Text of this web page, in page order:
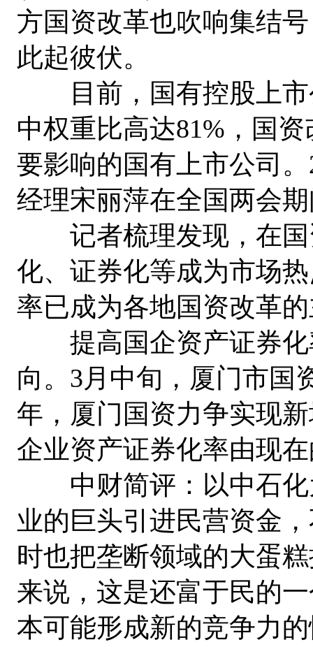
方国资改革也吹响集结
此起彼伏。
目前，国有控股上市
中权重比高达81%，国
要影响的国有上市公司
经理宋丽萍在全国两会
记者梳理发现，在国
化、证券化等成为市场
率已成为各地国资改革
提高国企资产证券化
向。3月中旬，厦门市国
年，厦门国资力争实现
企业资产证券化率由现
中财简评：以中石化
业的巨头引进民营资金
时也把垄断领域的大蛋
来说，这是还富于民的
本可能形成新的竞争力